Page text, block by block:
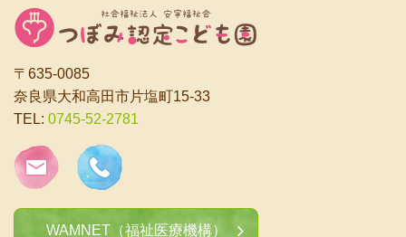
〒635-0085
奈良県大和高田市片塩町15-33
TEL: 0745-52-2781
WAMNET（福祉医療機構）